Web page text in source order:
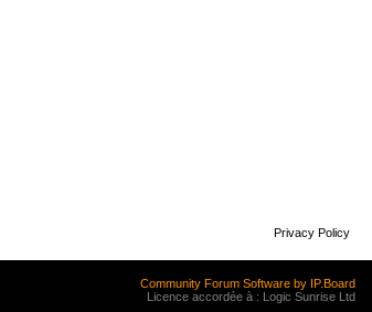
Privacy Policy
Community Forum Software by IP.Board
Licence accordée à : Logic Sunrise Ltd